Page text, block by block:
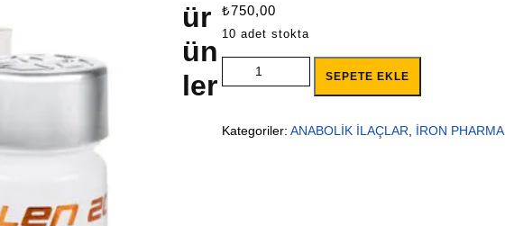
₺750,00
10 adet stokta
İRON PHARMA CLEN 20MCG 100TABLET adet
SEPETE EKLE
Kategoriler: ANABOLİK İLAÇLAR İRON PHARMA
ür
ün
ler